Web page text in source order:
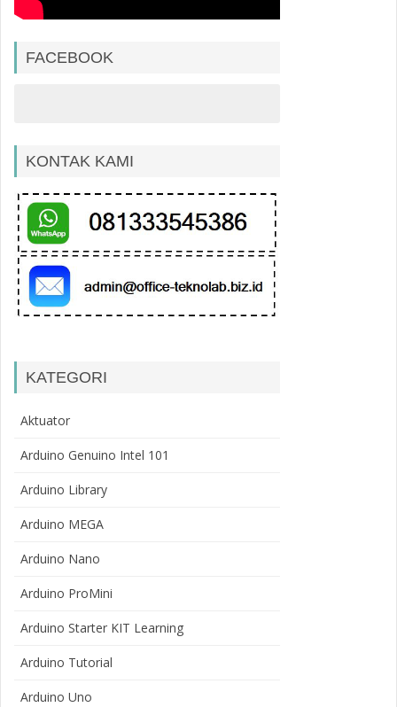
FACEBOOK
KONTAK KAMI
KATEGORI
Aktuator
Arduino Genuino Intel 101
Arduino Library
Arduino MEGA
Arduino Nano
Arduino ProMini
Arduino Starter KIT Learning
Arduino Tutorial
Arduino Uno